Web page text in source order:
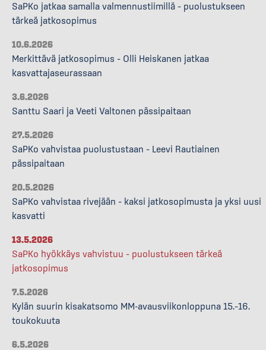
SaPKo jatkaa samalla valmennustiimillä – puolustukseen
tärkeä jatkosopimus
10.6.2026
Merkittävä jatkosopimus – Olli Heiskanen jatkaa
kasvattajaseurassaan
3.6.2026
Santtu Saari ja Veeti Valtonen pässipaitaan
27.5.2026
SaPKo vahvistaa puolustustaan – Leevi Rautiainen
pässipaitaan
20.5.2026
SaPKo vahvistaa rivejään – kaksi jatkosopimusta ja yksi uusi
kasvatti
13.5.2026
SaPKo hyökkäys vahvistuu – puolustukseen tärkeä
jatkosopimus
7.5.2026
Kylän suurin kisakatsomo MM-avausviikonloppuna 15.–16.
toukokuuta
6.5.2026